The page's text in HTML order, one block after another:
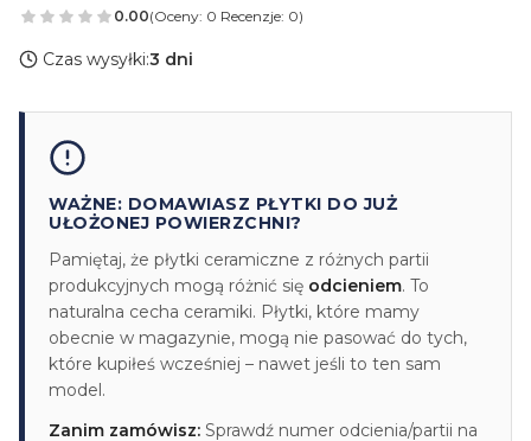
0.00(Oceny: 0 Recenzje: 0)
Czas wysyłki:3 dni
WAŻNE: DOMAWIASZ PŁYTKI DO JUŻ
UŁOŻONEJ POWIERZCHNI?
Pamiętaj, że płytki ceramiczne z różnych partii
produkcyjnych mogą różnić się odcieniem. To
naturalna cecha ceramiki. Płytki, które mamy
obecnie w magazynie, mogą nie pasować do tych,
które kupiłeś wcześniej – nawet jeśli to ten sam
model.
Zanim zamówisz: Sprawdź numer odcienia/partii na